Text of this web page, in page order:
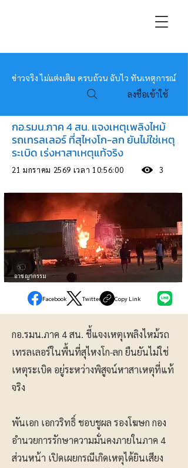
หมอข่าว
ข่าวจริง ไม่แต่งเติม ครบถ้วน ฉับไว ทันเหตุการณ์
ลงชื่อเข้าใช้
กอ.รมน.ภาค 4 สน. แจงเหตุเพลิงไหม้
รถเทรลเลอร์ ที่สุไหงโก-ลก ยันไม่ใช่เหตุ
ระเบิด เร่งหาสาเหตุแท้จริง
21 มกราคม 2569 เวลา 10:56:00 3
อาชญากรรม
Facebook Twitter Copy Link
กอ.รมน.ภาค 4 สน. ชี้แจงเหตุเพลิงไหม้รถ
เทรลเลอร์ในพื้นที่สุไหงโก-ลก ยืนยันไม่ใช่
เหตุระเบิด อยู่ระหว่างพิสูจน์หาสาเหตุที่แท้
จริง
พันเอก เอกวริทธิ์ ชอบชูผล รองโฆษก กอง
อำนวยการรักษาความมั่นคงภายในภาค 4
ส่วนหน้า เปิดเผยกรณีเกิดเหตุได้ยินเสียง